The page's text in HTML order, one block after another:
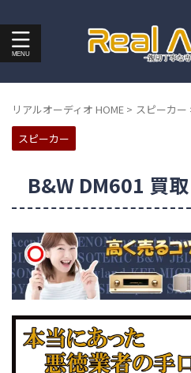
リアルオーディオ HOME > スピーカー
スピーカー
B&W DM601 買